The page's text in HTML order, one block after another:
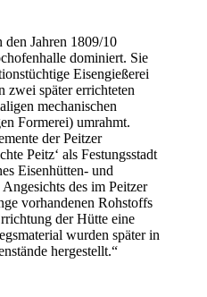
Jahren 1809/10
dominiert. Sie
Eisengießerei
zwei später errichteten
mechanischen
Formerei) umrahmt.
der Peitzer
Peitz‘ als Festungsstadt
Eisenhütten- und
des im Peitzer
vorhandenen Rohstoffs
der Hütte eine
wurden später in
hergestellt.“